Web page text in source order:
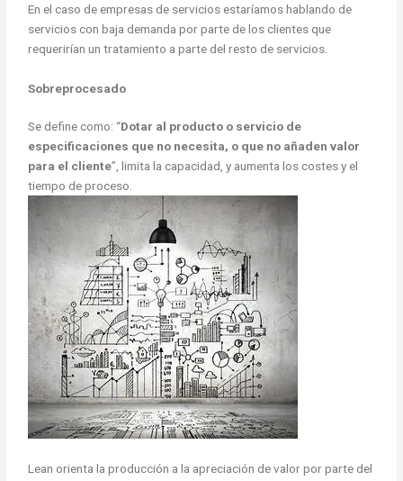
En el caso de empresas de servicios estaríamos hablando de
servicios con baja demanda por parte de los clientes que
requerirían un tratamiento a parte del resto de servicios.
Sobreprocesado
Se define como: “Dotar al producto o servicio de
especificaciones que no necesita, o que no añaden valor
para el cliente”, limita la capacidad, y aumenta los costes y el
tiempo de proceso.
Lean orienta la producción a la apreciación de valor por parte del